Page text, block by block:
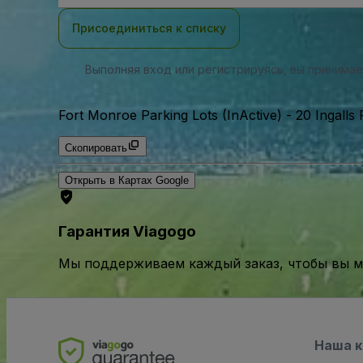
Присоединиться к списку
Выполняя вход или регистрируясь, вы
Fort Monroe Parking Lots (InActive) - 20 Ingalls
Скопировать
Открыть в Картах Google
Гарантия Viagogo
Мы поддерживаем каждый заказ, чтобы вы
Наша